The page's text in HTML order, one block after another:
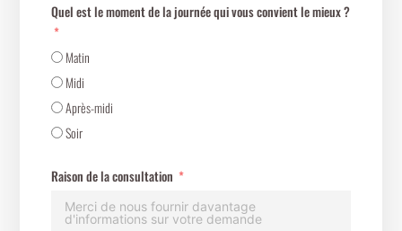
Quel est le moment de la journée qui vous convient le mieux ?
Matin
Midi
Après-midi
Soir
Raison de la consultation